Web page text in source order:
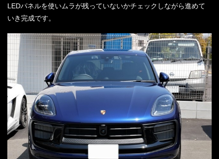
LEDパネルを使いムラが残っていないかチェックしながら進めて
いき完成です。